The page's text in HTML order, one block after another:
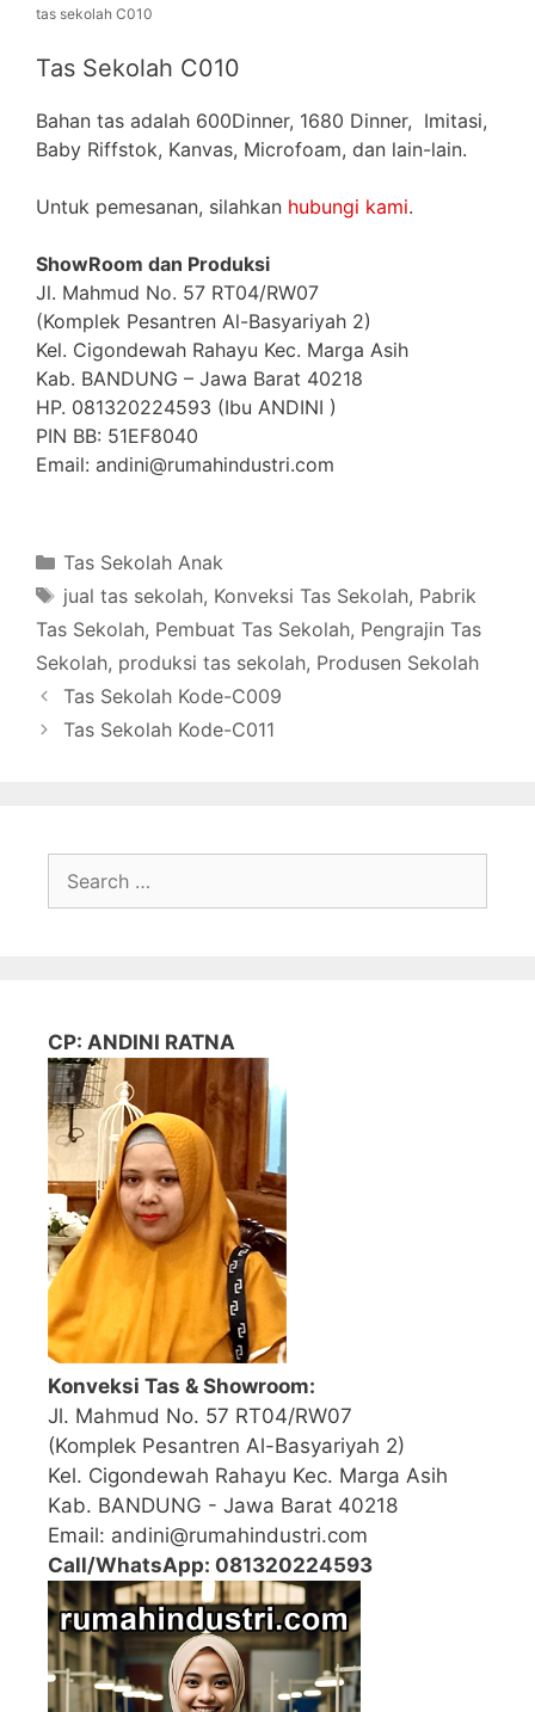
tas sekolah C010
Tas Sekolah C010
Bahan tas adalah 600Dinner, 1680 Dinner, Imitasi,
Baby Riffstok, Kanvas, Microfoam, dan lain-lain.
Untuk pemesanan, silahkan hubungi kami.
ShowRoom dan Produksi
Jl. Mahmud No. 57 RT04/RW07
(Komplek Pesantren Al-Basyariyah 2)
Kel. Cigondewah Rahayu Kec. Marga Asih
Kab. BANDUNG – Jawa Barat 40218
HP. 081320224593 (Ibu ANDINI )
PIN BB: 51EF8040
Email: andini@rumahindustri.com
Categories
Tas Sekolah Anak
Tags
jual tas sekolah, Konveksi Tas Sekolah, Pabrik
Tas Sekolah, Pembuat Tas Sekolah, Pengrajin Tas
Sekolah, produksi tas sekolah, Produsen Sekolah
Tas Sekolah Kode-C009
Tas Sekolah Kode-C011
CP: ANDINI RATNA
Konveksi Tas & Showroom:
Jl. Mahmud No. 57 RT04/RW07
(Komplek Pesantren Al-Basyariyah 2)
Kel. Cigondewah Rahayu Kec. Marga Asih
Kab. BANDUNG - Jawa Barat 40218
Email: andini@rumahindustri.com
Call/WhatsApp: 081320224593